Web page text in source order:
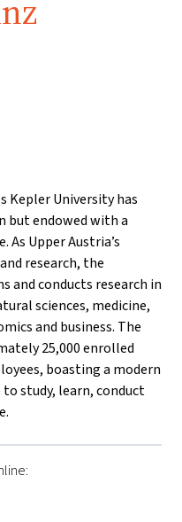
Kepler University has
but endowed with a
Upper Austria’s
research, the
and conducts research in
sciences, medicine,
and business. The
25,000 enrolled
boasting a modern
study, learn, conduct
Linz{mlang}{mlang
Universität
Universität
Kepler-Universität